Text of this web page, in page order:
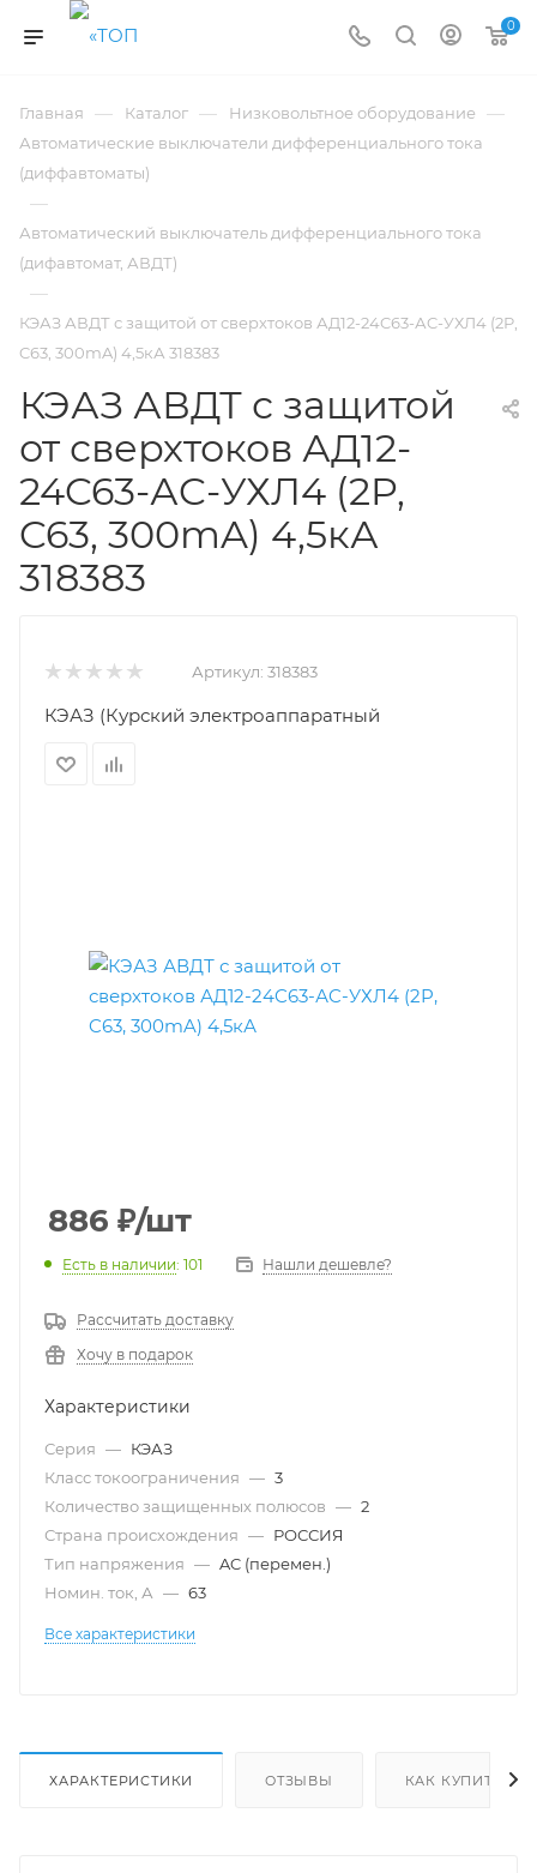
0
Главная — Каталог — Низковольтное оборудование —
Автоматические выключатели дифференциального тока
(диффавтоматы)
—
Автоматический выключатель дифференциального тока
(дифавтомат, АВДТ)
—
КЭАЗ АВДТ с защитой от сверхтоков АД12-24C63-АC-УХЛ4 (2P,
C63, 300mA) 4,5кА 318383
КЭАЗ АВДТ с защитой
от сверхтоков АД12-
24C63-АC-УХЛ4 (2P,
C63, 300mA) 4,5кА
318383
Артикул: 318383
КЭАЗ (Курский электроаппаратный
886 ₽/шт
Есть в наличии: 101 Нашли дешевле?
Рассчитать доставку
Хочу в подарок
Характеристики
Серия — КЭАЗ
Класс токоограничения — 3
Количество защищенных полюсов — 2
Страна происхождения — РОССИЯ
Тип напряжения — AC (перемен.)
Номин. ток, А — 63
Все характеристики
ХАРАКТЕРИСТИКИ ОТЗЫВЫ КАК КУПИТЬ